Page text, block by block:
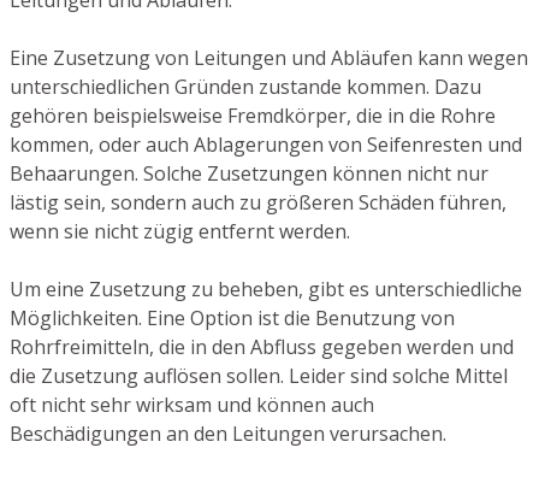
Eine Zusetzung von Leitungen und Abläufen kann wegen
unterschiedlichen Gründen zustande kommen. Dazu
gehören beispielsweise Fremdkörper, die in die Rohre
kommen, oder auch Ablagerungen von Seifenresten und
Behaarungen. Solche Zusetzungen können nicht nur
lästig sein, sondern auch zu größeren Schäden führen,
wenn sie nicht zügig entfernt werden.
Um eine Zusetzung zu beheben, gibt es unterschiedliche
Möglichkeiten. Eine Option ist die Benutzung von
Rohrfreimitteln, die in den Abfluss gegeben werden und
die Zusetzung auflösen sollen. Leider sind solche Mittel
oft nicht sehr wirksam und können auch
Beschädigungen an den Leitungen verursachen.